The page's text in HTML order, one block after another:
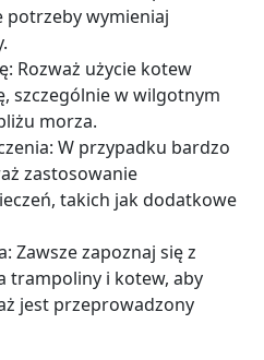
potrzeby wymieniaj
Rozważ użycie kotew
szczególnie w wilgotnym
morza.
W przypadku bardzo
zastosowanie
takich jak dodatkowe
Zawsze zapoznaj się z
trampoliny i kotew, aby
jest przeprowadzony